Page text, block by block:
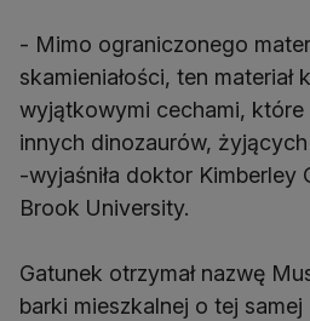
- Mimo ograniczonego
skamieniałości, ten
wyjątkowymi cechami,
innych dinozaurów,
-wyjaśniła doktor Kimberley
Brook University.
Gatunek otrzymał nazwę
barki mieszkalnej o tej